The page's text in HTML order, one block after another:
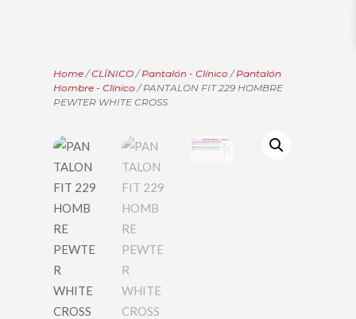
Home /CLÍNICO /Pantalón - Clínico /Pantalón
Hombre - Clínico / PANTALON FIT 229 HOMBRE
PEWTER WHITE CROSS